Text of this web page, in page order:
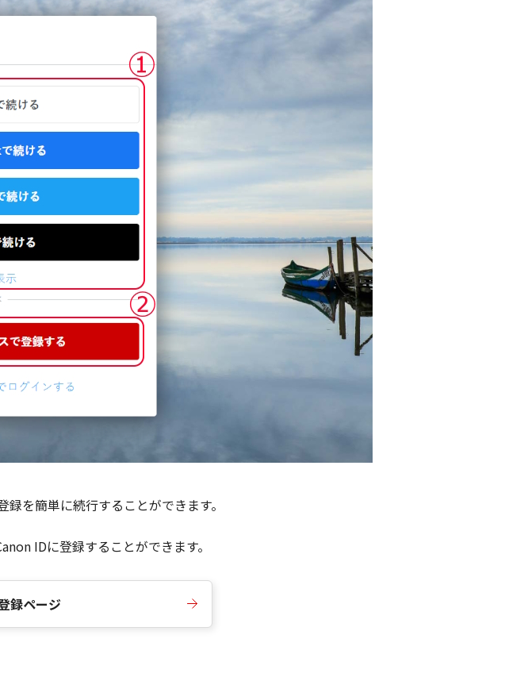
を簡単に続行することができます。
IDに登録することができます。
録ページ